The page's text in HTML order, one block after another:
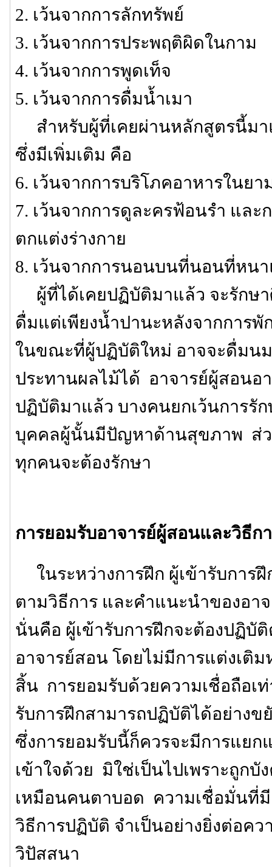
2. เว้นจากการลักทรัพย์
3. เว้นจากการประพฤติผิดในกาม
4. เว้นจากการพูดเท็จ
5. เว้นจากการดื่มน้ำเมา
สำหรับผู้ที่เคยผ่านหลักสูตรนี้มา
ซึ่งมีเพิ่มเติม คือ
6. เว้นจากการบริโภคอาหารในยา
7. เว้นจากการดูละครฟ้อนรำ และ
ตกแต่งร่างกาย
8. เว้นจากการนอนบนที่นอนที่หน
ผู้ที่ได้เคยปฏิบัติมาแล้ว จะรักษา
ดื่มแต่เพียงน้ำปานะหลังจากการพั
ในขณะที่ผู้ปฏิบัติใหม่ อาจจะดื่มน
ประทานผลไม้ได้ อาจารย์ผู้สอนอ
ปฏิบัติมาแล้ว บางคนยกเว้นการรั
บุคคลผู้นั้นมีปัญหาด้านสุขภาพ ส่ว
ทุกคนจะต้องรักษา
การยอมรับอาจารย์ผู้สอนและวิธีก
ในระหว่างการฝึก ผู้เข้ารับการ
ตามวิธีการ และคำแนะนำของอา
นั่นคือ ผู้เข้ารับการฝึกจะต้องปฏิบั
อาจารย์สอน โดยไม่มีการแต่งเติ
สิ้น การยอมรับด้วยความเชื่อถือเ
รับการฝึกสามารถปฏิบัติได้อย่าง
ซึ่งการยอมรับนี้ก็ควรจะมีการแยก
เข้าใจด้วย มิใช่เป็นไปเพราะถูกบั
เหมือนคนตาบอด ความเชื่อมั่นที่
วิธีการปฏิบัติ จำเป็นอย่างยิ่งต่อคว
วิปัสสนา